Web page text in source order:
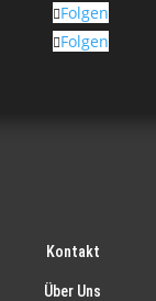
Folgen
Folgen
Kontakt
Über Uns